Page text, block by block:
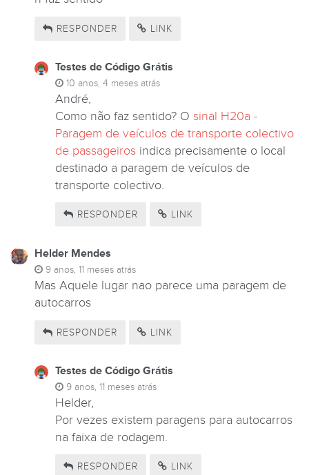
RESPONDER LINK
Testes de Código Grátis
10 anos, 4 meses atrás
André,
Como não faz sentido? O sinal H20a -
Paragem de veículos de transporte colectivo
de passageiros indica precisamente o local
destinado a paragem de veículos de
transporte colectivo.
RESPONDER LINK
Helder Mendes
9 anos, 11 meses atrás
Mas Aquele lugar nao parece uma paragem de
autocarros
RESPONDER LINK
Testes de Código Grátis
9 anos, 11 meses atrás
Helder,
Por vezes existem paragens para autocarros
na faixa de rodagem.
RESPONDER LINK